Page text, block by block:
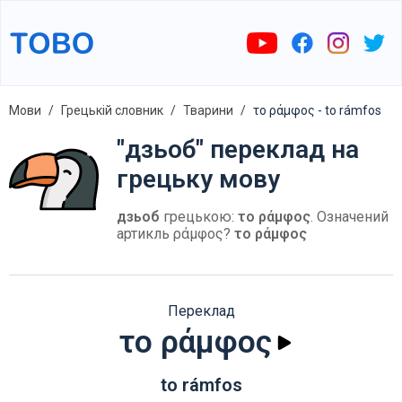
Мови Грецькій словник Тварини το ράμφος - to rámfos
"дзьоб" переклад на
грецьку мову
дзьоб грецькою: το ράμφος. Означений
артикль ράμφος? το ράμφος
Переклад
το ράμφος
to rámfos